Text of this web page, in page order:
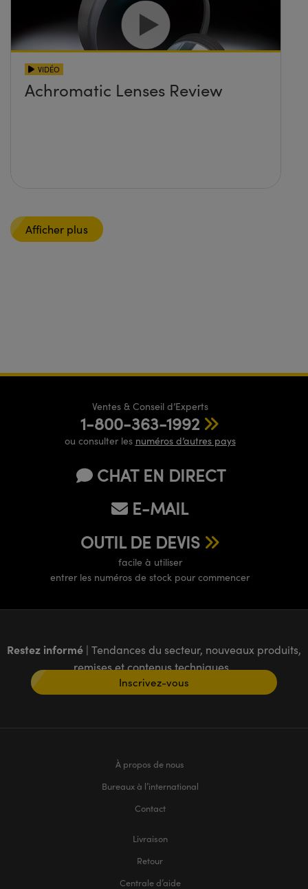
VIDÉO
Achromatic Lenses Review
Afficher plus
Ventes & Conseil d’Experts
1-800-363-1992
ou consulter les numéros d’autres pays
CHAT EN DIRECT
E-MAIL
OUTIL DE DEVIS
facile à utiliser
entrer les numéros de stock pour commencer
Restez informé | Tendances du secteur, nouveaux produits,
remises et contenus techniques
Inscrivez-vous
À propos de nous
Bureaux à l’international
Contact
Livraison
Retour
Centrale d’aide